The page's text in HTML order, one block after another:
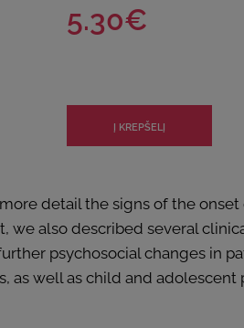
5.30€
detail the signs of the
also described several
psychosocial changes in
well as child and adolescent